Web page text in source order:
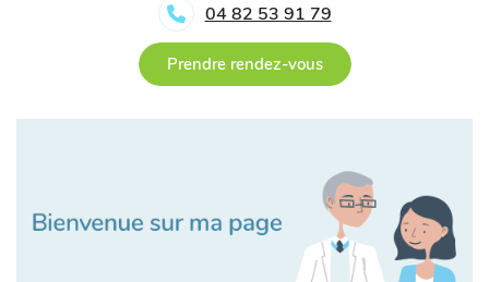
04 82 53 91 79
Prendre rendez-vous